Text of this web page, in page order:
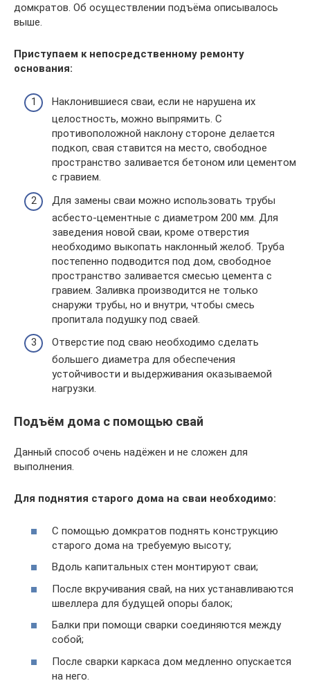
домкратов. Об осуществлении подъёма описывалось
выше.
Приступаем к непосредственному ремонту
основания:
Наклонившиеся сваи, если не нарушена их
целостность, можно выпрямить. С
противоположной наклону стороне делается
подкоп, свая ставится на место, свободное
пространство заливается бетоном или цементом
с гравием.
Для замены сваи можно использовать трубы
асбесто-цементные с диаметром 200 мм. Для
заведения новой сваи, кроме отверстия
необходимо выкопать наклонный желоб. Труба
постепенно подводится под дом, свободное
пространство заливается смесью цемента с
гравием. Заливка производится не только
снаружи трубы, но и внутри, чтобы смесь
пропитала подушку под сваей.
Отверстие под сваю необходимо сделать
большего диаметра для обеспечения
устойчивости и выдерживания оказываемой
нагрузки.
Подъём дома с помощью свай
Данный способ очень надёжен и не сложен для
выполнения.
Для поднятия старого дома на сваи необходимо:
С помощью домкратов поднять конструкцию
старого дома на требуемую высоту;
Вдоль капитальных стен монтируют сваи;
После вкручивания свай, на них устанавливаются
швеллера для будущей опоры балок;
Балки при помощи сварки соединяются между
собой;
После сварки каркаса дом медленно опускается
на него.